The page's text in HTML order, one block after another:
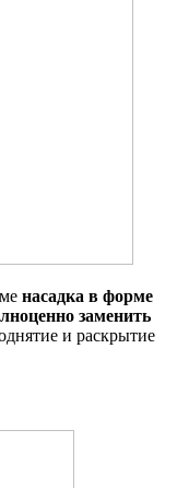
насадка в форме
заменить
и раскрытие